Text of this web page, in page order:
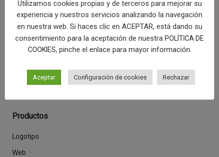
Desde Málaga y con mucho cariño, fabricamos en serie
Productos
Logotipo
Web
Utilizamos cookies propias y de terceros para mejorar su
experiencia y nuestros servicios analizando la navegación
en nuestra web. Si haces clic en ACEPTAR, está dando su
consentimiento para la aceptación de nuestra POLÍTICA DE
COOKIES, pinche el enlace para mayor información.
Aceptar Configuración de cookies Rechazar